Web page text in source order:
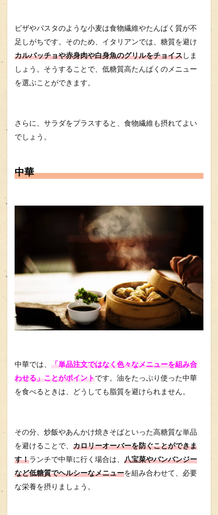
ピザやパスタのような小麦は食物繊維やたんぱく質が不
足しがちです。そのため、イタリアンでは、糖質を避け
カルパッチョや赤身肉や白身魚のグリルをチョイスしま
しょう。そうすることで、低糖質高たんぱくのメニュー
を選ぶことができます。
さらに、サラダをプラスすると、食物繊維も摂れてよい
でしょう。
中華
中華では、 「単品注文ではなく色々なメニューを組み合
わせる」ことがポイントです。油をたっぷり使った中華
を食べるときは、どうしても脂質を避けられません。
その分、炒飯やあんかけ焼きそばといった高糖質な単品
を避けることで、 カロリーオーバーを防ぐことができま
す！ランチで中華に行く場合は、 八宝菜やバンバンジー
など低糖質でヘルシーなメニューを組み合わせて、必要
な栄養を摂りましょう。